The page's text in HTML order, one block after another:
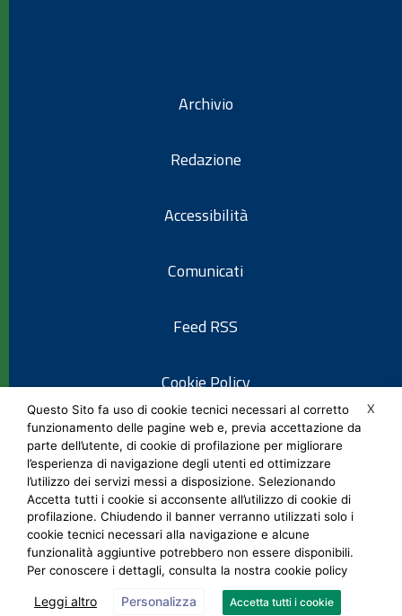
Archivio
Redazione
Accessibilità
Comunicati
Feed RSS
Cookie Policy
Informativa privacy
Note legali
Social Media Policy
X
Questo Sito fa uso di cookie tecnici necessari al corretto
funzionamento delle pagine web e, previa accettazione da
parte dell’utente, di cookie di profilazione per migliorare
l’esperienza di navigazione degli utenti ed ottimizzare
l’utilizzo dei servizi messi a disposizione. Selezionando
Accetta tutti i cookie si acconsente all’utilizzo di cookie di
profilazione. Chiudendo il banner verranno utilizzati solo i
cookie tecnici necessari alla navigazione e alcune
funzionalità aggiuntive potrebbero non essere disponibili.
Per conoscere i dettagli, consulta la nostra cookie policy
Leggi altro Personalizza Accetta tutti i cookie